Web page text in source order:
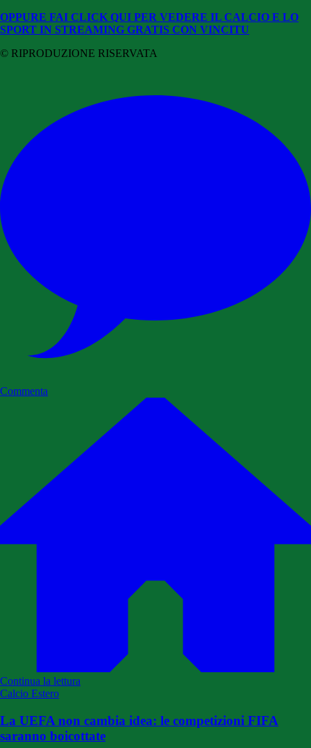
OPPURE FAI CLICK QUI PER VEDERE IL CALCIO E LO
SPORT IN STREAMING GRATIS CON VINCITU
© RIPRODUZIONE RISERVATA
Commenta
Continua la lettura
Calcio Estero
La UEFA non cambia idea: le competizioni FIFA
saranno boicottate